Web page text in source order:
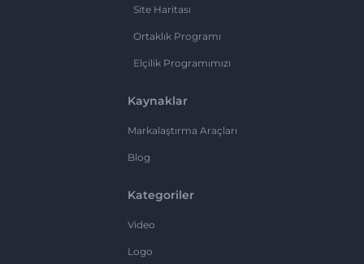
Site Haritası
Ortaklık Programı
Elçilik Programımızı
Kaynaklar
Markalaştırma Araçları
Blog
Kategoriler
Video
Logo